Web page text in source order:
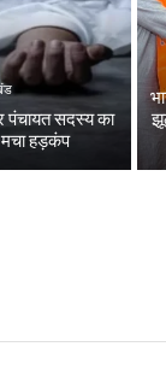
पंचायत सदस्य का
हड़कंप